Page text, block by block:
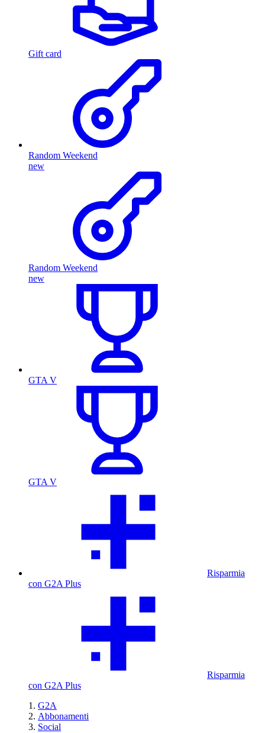
Gift card
Random Weekend
new
Random Weekend
new
GTA V
GTA V
Risparmia
con G2A Plus
Risparmia
con G2A Plus
G2A
Abbonamenti
Social